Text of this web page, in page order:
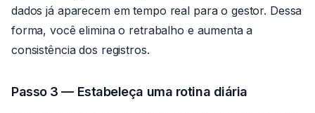
dados já aparecem em tempo real para o gestor. Dessa
forma, você elimina o retrabalho e aumenta a
consistência dos registros.
Passo 3 — Estabeleça uma rotina diária